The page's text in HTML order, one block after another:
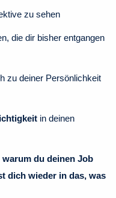
zu sehen
die dir bisher entgangen
zu deiner Persönlichkeit
in deinen
warum du deinen Job
dich wieder in das, was